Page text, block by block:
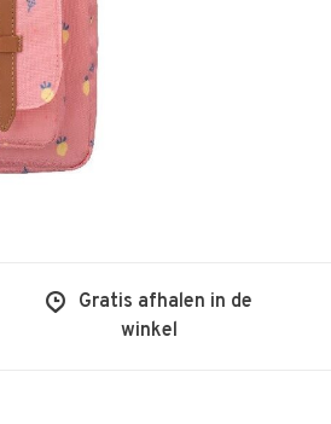
Gratis afhalen in de
winkel